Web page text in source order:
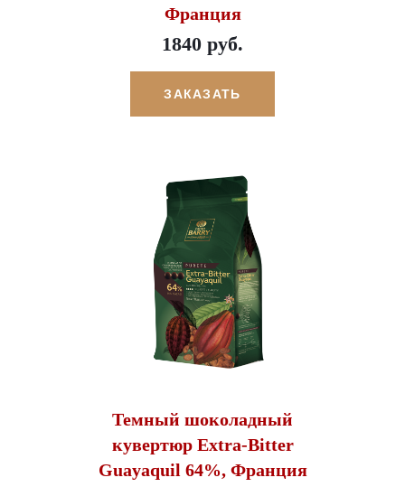
Франция
1840 руб.
ЗАКАЗАТЬ
Темный шоколадный
кувертюр Extra-Bitter
Guayaquil 64%, Франция